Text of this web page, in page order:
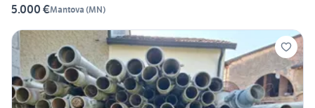
5.000 €Mantova (MN)